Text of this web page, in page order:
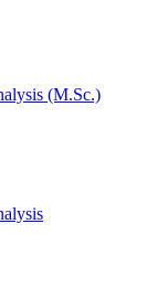
(M.Sc.)